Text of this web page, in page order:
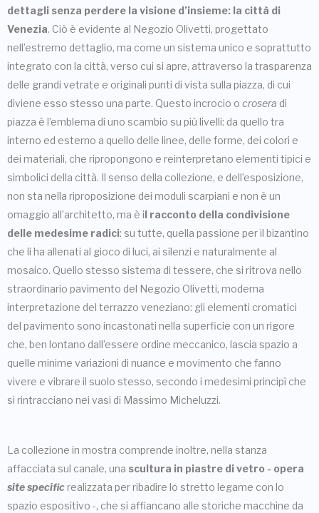
dettagli senza perdere la visione d’insieme: la città di
Venezia. Ciò è evidente al Negozio Olivetti, progettato
nell’estremo dettaglio, ma come un sistema unico e soprattutto
integrato con la città, verso cui si apre, attraverso la trasparenza
delle grandi vetrate e originali punti di vista sulla piazza, di cui
diviene esso stesso una parte. Questo incrocio o crosera di
piazza è l’emblema di uno scambio su più livelli: da quello tra
interno ed esterno a quello delle linee, delle forme, dei colori e
dei materiali, che ripropongono e reinterpretano elementi tipici e
simbolici della città. Il senso della collezione, e dell’esposizione,
non sta nella riproposizione dei moduli scarpiani e non è un
omaggio all’architetto, ma è il racconto della condivisione
delle medesime radici: su tutte, quella passione per il bizantino
che li ha allenati al gioco di luci, ai silenzi e naturalmente al
mosaico. Quello stesso sistema di tessere, che si ritrova nello
straordinario pavimento del Negozio Olivetti, moderna
interpretazione del terrazzo veneziano: gli elementi cromatici
del pavimento sono incastonati nella superficie con un rigore
che, ben lontano dall’essere ordine meccanico, lascia spazio a
quelle minime variazioni di nuance e movimento che fanno
vivere e vibrare il suolo stesso, secondo i medesimi principî che
si rintracciano nei vasi di Massimo Micheluzzi.
La collezione in mostra comprende inoltre, nella stanza
affacciata sul canale, una scultura in piastre di vetro - opera
site specificrealizzata per ribadire lo stretto legame con lo
spazio espositivo -, che si affiancano alle storiche macchine da